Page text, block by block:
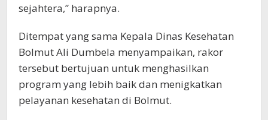
sejahtera,” harapnya.
Ditempat yang sama Kepala Dinas Kesehatan
Bolmut Ali Dumbela menyampaikan, rakor
tersebut bertujuan untuk menghasilkan
program yang lebih baik dan menigkatkan
pelayanan kesehatan di Bolmut.